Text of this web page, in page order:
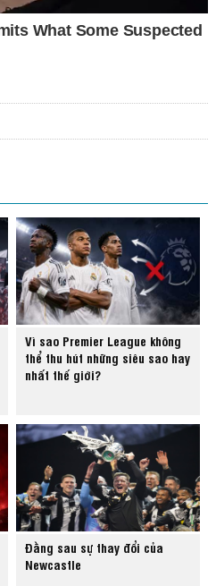
Vì sao Premier League không
thể thu hút những siêu sao hay
nhất thế giới?
Đằng sau sự thay đổi của
Newcastle